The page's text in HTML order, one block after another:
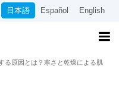
日本語 Español English
る原因とは？寒さと乾燥による肌